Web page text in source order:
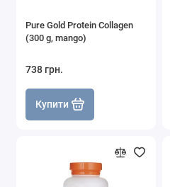
Pure Gold Protein Collagen
(300 g, mango)
738 грн.
Купити